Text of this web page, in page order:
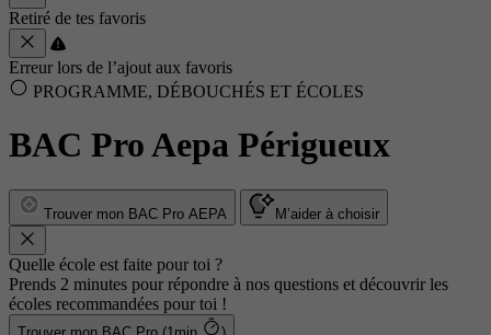
Retiré de tes favoris
Erreur lors de l’ajout aux favoris
PROGRAMME, DÉBOUCHÉS ET ÉCOLES
BAC Pro Aepa Périgueux
Trouver mon BAC Pro AEPA M’aider à choisir
Quelle école est faite pour toi ?
Prends 2 minutes pour répondre à nos questions et découvrir les
écoles recommandées pour toi !